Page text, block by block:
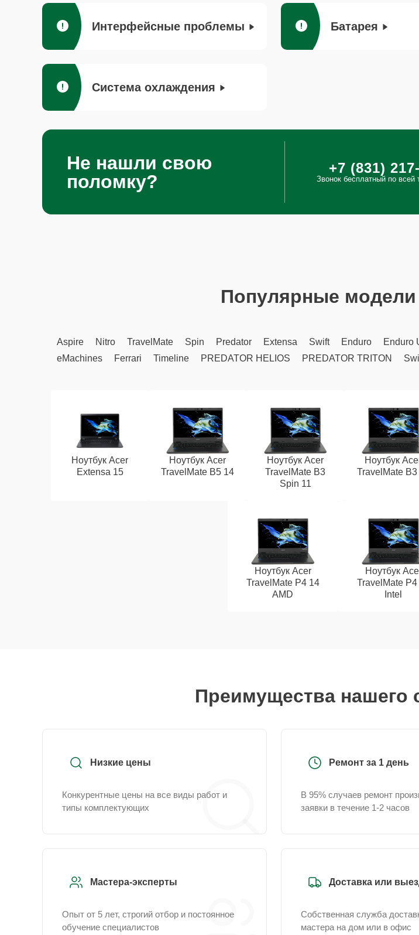
Интерфейсные проблемы Батарея
Система охлаждения
Не нашли свою
поломку?
+7 (831)
Звонок бесплатный по всей
Популярные модели
Aspire Nitro TravelMate Spin Predator Extensa Swift Enduro Enduro
eMachines
Ferrari Timeline PREDATOR HELIOS PREDATOR TRITON
Ноутбук Acer
Extensa 15
Ноутбук Acer
TravelMate B5 14
Ноутбук Acer
TravelMate B3
Spin 11
Ноутбук
TravelMate B3
Ноутбук Acer
TravelMate P4 14
AMD
Ноутбук
TravelMate P4
Intel
Преимущества нашего
Низкие цены
Конкурентные цены на все виды работ и
типы комплектующих
Ремонт за 1 день
В 95% случаев ремонт
заявки в течение 1-2 часов
Мастера-эксперты
Опыт от 5 лет, строгий отбор и постоянное
обучение специалистов
Доставка или
Собственная служба
мастера на дом или в офис